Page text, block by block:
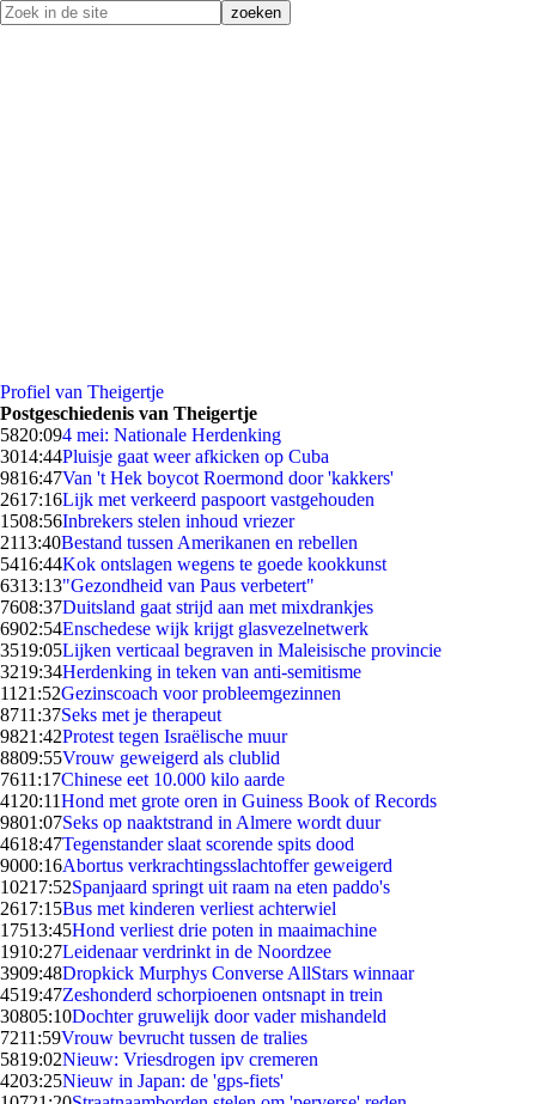
Profiel van Theigertje
Postgeschiedenis van Theigertje
5820:094 mei: Nationale Herdenking
3014:44Pluisje gaat weer afkicken op Cuba
9816:47Van 't Hek boycot Roermond door 'kakkers'
2617:16Lijk met verkeerd paspoort vastgehouden
1508:56Inbrekers stelen inhoud vriezer
2113:40Bestand tussen Amerikanen en rebellen
5416:44Kok ontslagen wegens te goede kookkunst
6313:13"Gezondheid van Paus verbetert"
7608:37Duitsland gaat strijd aan met mixdrankjes
6902:54Enschedese wijk krijgt glasvezelnetwerk
3519:05Lijken verticaal begraven in Maleisische provincie
3219:34Herdenking in teken van anti-semitisme
11 21:52Gezinscoach voor probleemgezinnen
8711:37Seks met je therapeut
9821:42Protest tegen Israëlische muur
8809:55Vrouw geweigerd als clublid
7611:17Chinese eet 10.000 kilo aarde
41 20:11Hond met grote oren in Guiness Book of Records
9801:07Seks op naaktstrand in Almere wordt duur
4618:47Tegenstander slaat scorende spits dood
9000:16Abortus verkrachtingsslachtoffer geweigerd
10217:52Spanjaard springt uit raam na eten paddo's
2617:15Bus met kinderen verliest achterwiel
17513:45Hond verliest drie poten in maaimachine
1910:27Leidenaar verdrinkt in de Noordzee
3909:48Dropkick Murphys Converse AllStars winnaar
4519:47Zeshonderd schorpioenen ontsnapt in trein
30805:10Dochter gruwelijk door vader mishandeld
7211:59Vrouw bevrucht tussen de tralies
5819:02Nieuw: Vriesdrogen ipv cremeren
4203:25Nieuw in Japan: de 'gps-fiets'